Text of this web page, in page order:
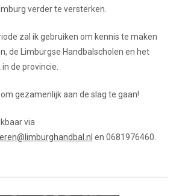
verder te versterken.
zal ik gebruiken om kennis te maken
de Limburgse Handbalscholen en het
de provincie.
om gezamenlijk aan de slag te gaan!
via
en 0681976460.